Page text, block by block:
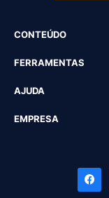
CONTEÚDO
FERRAMENTAS
AJUDA
EMPRESA